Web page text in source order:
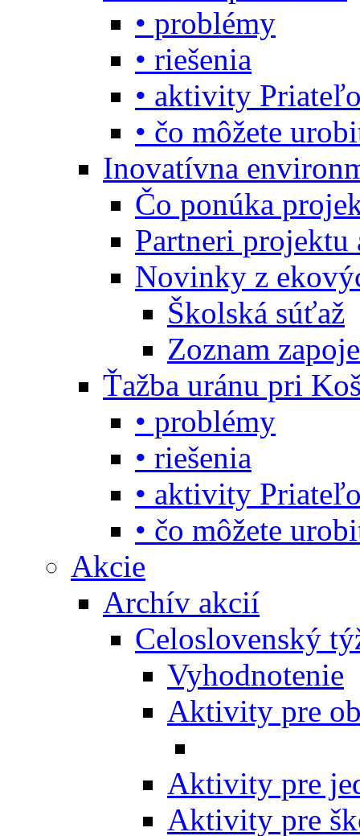
• problémy
• riešenia
• aktivity
• čo môžete
Inovatívna
Čo ponúka
Partneri projektu
Novinky z
Školská súťaž
Zoznam
Ťažba uránu pri
• problémy
• riešenia
• aktivity
• čo môžete
Akcie
Archív akcií
Celoslovenský
Vyhodnotenie
Aktivity pre
Aktivity pre
Aktivity pre